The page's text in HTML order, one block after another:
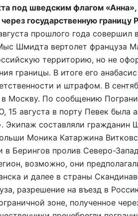
под шведским флагом
государственную
прошлого года совершил
Шмидта вертолет француза
территорию, но не
границы. В итоге его
и штрафом. В
в Москву. По сообщению
15 августа в порту Певек была
Экипаж составляли гражданин
Моника Катаржина
в Берингов пролив Северо-
возможно, они
и далее в страны
разрешение на въезд в
зоне, полученное